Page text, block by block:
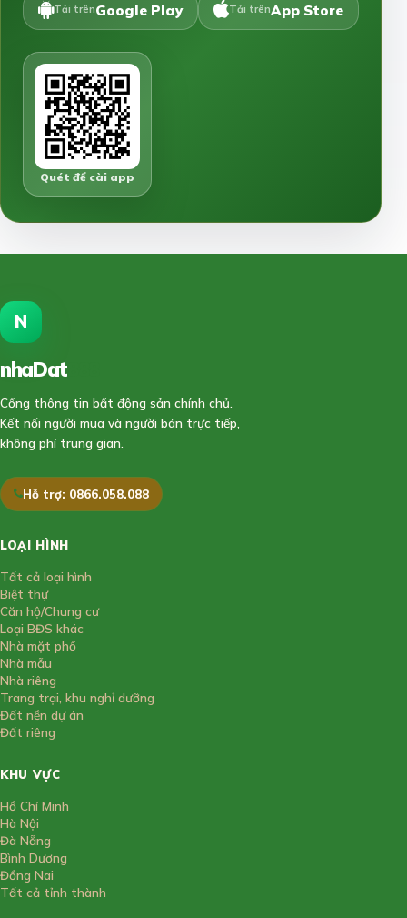
Tải trênGoogle Play Tải trênApp Store
Quét để cài app
N
nhaDat
Cổng thông tin bất động sản chính chủ.
Kết nối người mua và người bán trực tiếp,
không phí trung gian.
Hỗ trợ: 0866.058.088
LOẠI HÌNH
Tất cả loại hình
Biệt thự
Căn hộ/Chung cư
Loại BĐS khác
Nhà mặt phố
Nhà mẫu
Nhà riêng
Trang trại, khu nghỉ dưỡng
Đất nền dự án
Đất riêng
KHU VỰC
Hồ Chí Minh
Hà Nội
Đà Nẵng
Bình Dương
Đồng Nai
Tất cả tỉnh thành